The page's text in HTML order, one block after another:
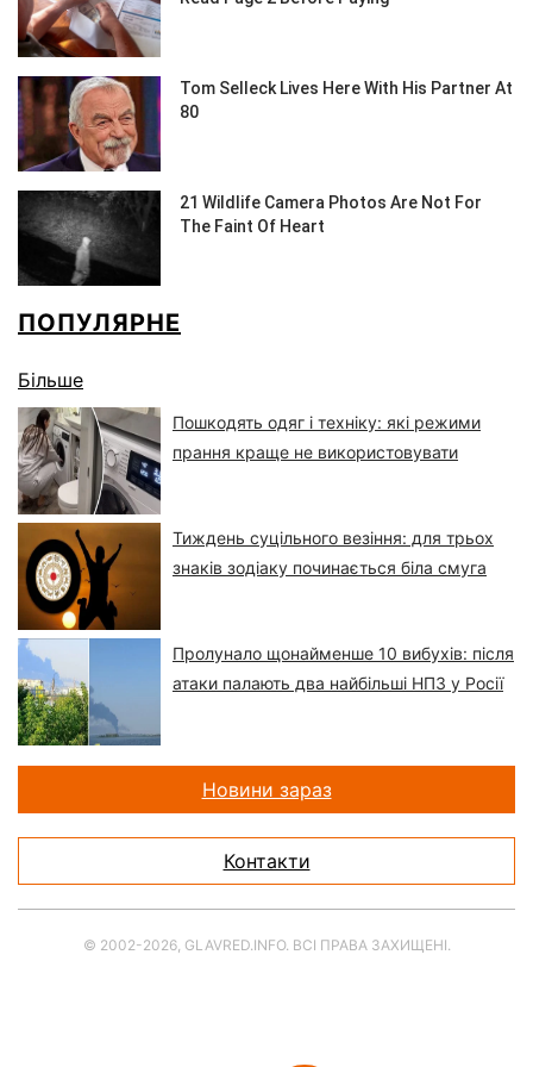
ПОПУЛЯРНЕ
Більше
Пошкодять одяг і техніку: які режими
прання краще не використовувати
Тиждень суцільного везіння: для трьох
знаків зодіаку починається біла смуга
Пролунало щонайменше 10 вибухів: після
атаки палають два найбільші НПЗ у Росії
Новини зараз
Контакти
© 2002-2026, GLAVRED.INFO. ВСІ ПРАВА ЗАХИЩЕНІ.